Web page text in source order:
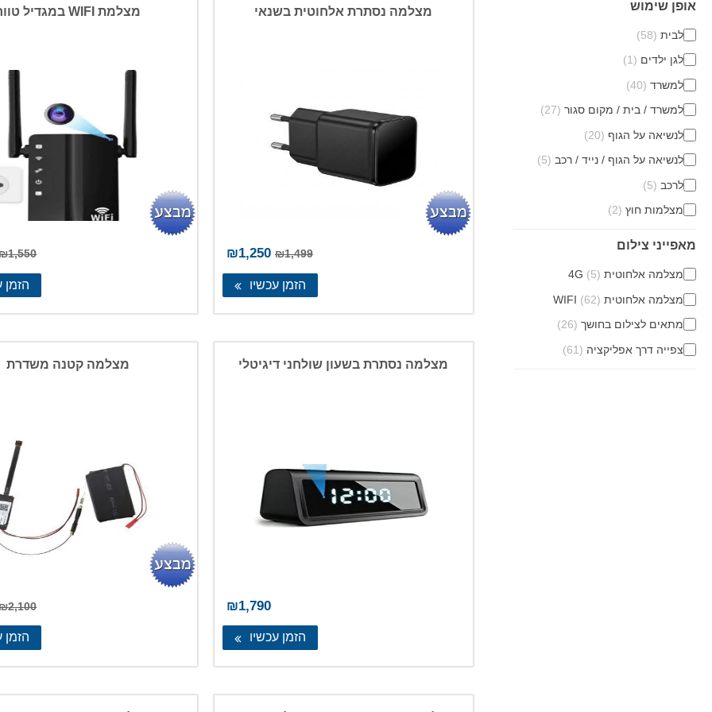
מצלמה נסתרת אלחוטית בשנאי
₪1,499
המחיר
המקורי
היה:
₪1,250
הנוכחי
הזמן עכשיו
מצלמת WIFI במגדיל טווח
1,550
הזמן
מצלמה נסתרת בשעון שולחני דיגיטלי
₪1,790
הזמן עכשיו
מצלמה קטנה משדרת
2,100
הזמן
אופן שימוש
לבית (58)
לגן ילדים (1)
למשרד (40)
למשרד / בית / מקום סגור (27)
לנשיאה על הגוף (20)
לנשיאה על הגוף / נייד / רכב (5)
לרכב (5)
מצלמות חוץ (2)
מאפייני צילום
מצלמה אלחוטית 4G (5)
מצלמה אלחוטית WIFI (62)
מתאים לצילום בחושך (26)
צפייה דרך אפליקציה (61)